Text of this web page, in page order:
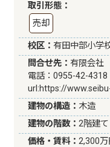
取引形態：
売却
校区： 有田中部小学
問合せ先： 有限会社
電話：0955-42-4318
url:https://
建物の構造： 木造
建物の階数：2階建て
価格・賃料：2,300万